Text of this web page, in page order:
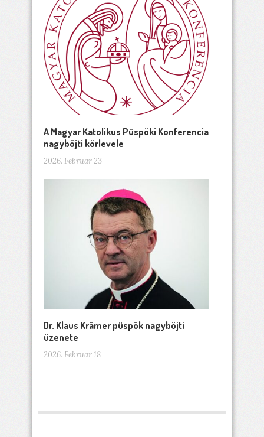
A Magyar Katolikus Püspöki Konferencia
nagyböjti körlevele
2026. Februar 23
Dr. Klaus Krämer püspök nagyböjti
üzenete
2026. Februar 18